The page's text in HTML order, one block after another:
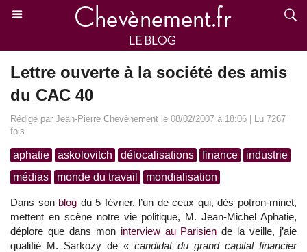
Lettre ouverte à la société des amis
du CAC 40
Rédigé par Jean-Pierre Chevènement le 08/02/2007 à 18:06 | Lu 7267
fois
aphatie askolovitch délocalisations finance
industrie
médias
monde du travail mondialisation
Dans son blog du 5 février, l’un de ceux qui, dès potron-minet,
mettent en scène notre vie politique, M. Jean-Michel Aphatie,
déplore que dans mon interview au Parisien de la veille, j’aie
qualifié M. Sarkozy de « candidat du grand capital financier